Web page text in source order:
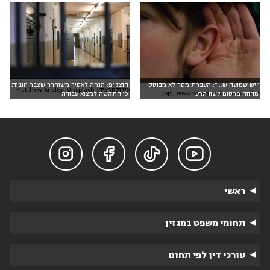
"יש שמועה ש...": העברת מסר לא מבוסס
מהווה פרסום לשון הרע
צילום: jppi, www.morguefile.com
הוצל"פ: הנחה לאסיר משוחרר שצבר חובות
כי התקשה למצוא עבודה
אילוסטרציה: Matthew Ansley, Unsplash




ראשי
תחומי משפט במגזין
עורכי דין לפי תחום